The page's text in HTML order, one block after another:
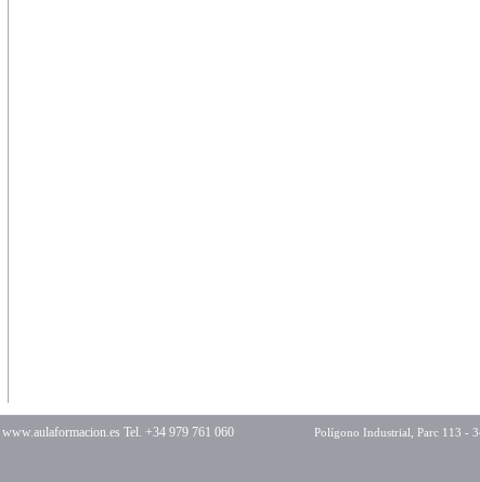
www.aulaformacion.es Tel. +34 979 761 060 Polígono Industrial, Parc 113 -